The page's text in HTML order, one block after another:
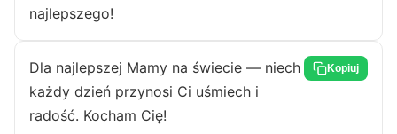
najlepszego!
Dla najlepszej Mamy na świecie — niech
każdy dzień przynosi Ci uśmiech i
radość. Kocham Cię!
Kopiuj